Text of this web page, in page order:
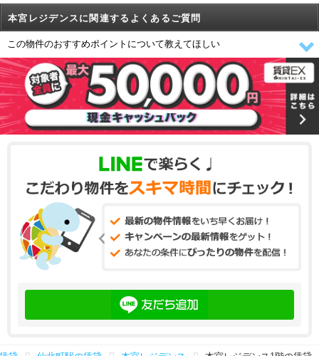
本宮レジデンスに関連するよくあるご質問
この物件のおすすめポイントについて教えてほしい